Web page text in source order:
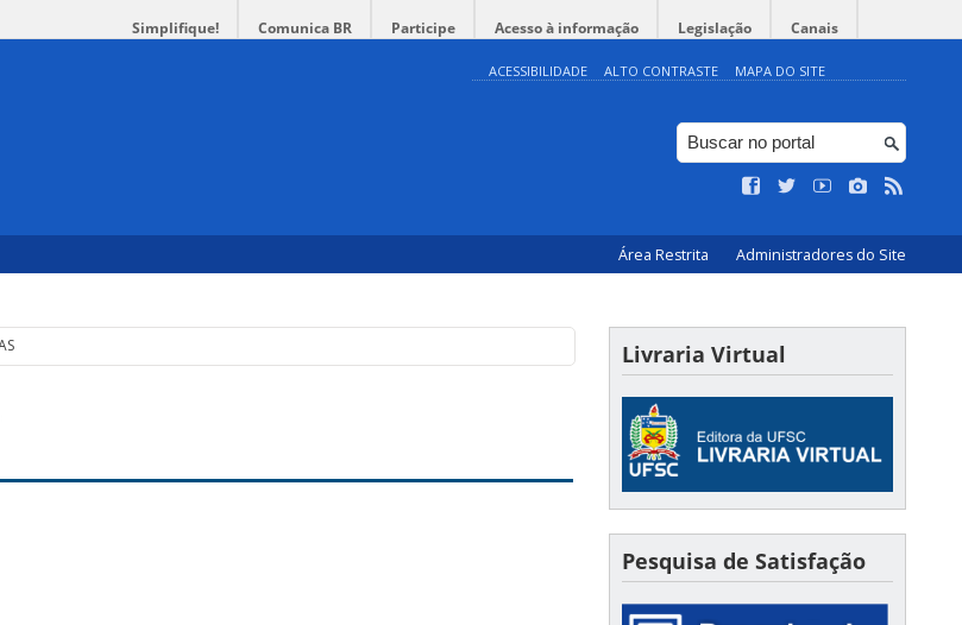
Simplifique! Comunica BR Participe Acesso à informação Legislação Canais
ACESSIBILIDADE ALTO CONTRASTE MAPA DO SITE
Área Restrita Administradores do Site
Livraria Virtual
Pesquisa de Satisfação